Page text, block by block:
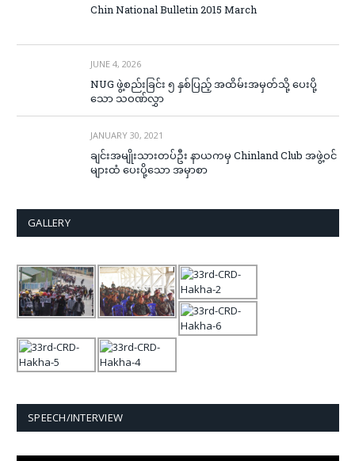
Chin National Bulletin 2015 March
JUNE 4, 2026
NUG ဖွဲ့စည်းခြင်း ၅ နှစ်ပြည့် အထိမ်းအမှတ်သို့ ပေးပို့
သော သဝဏ်လွှာ
JANUARY 30, 2021
ချင်းအမျိုးသားတပ်ဦး နာယကမှ Chinland Club အဖွဲ့ဝင်
များထံ ပေးပို့သော အမှာစာ
GALLERY
SPEECH/INTERVIEW